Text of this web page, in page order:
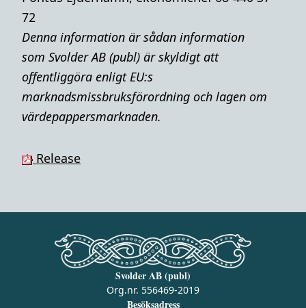
72
Denna information är sådan information
som Svolder AB (publ) är skyldigt att
offentliggöra enligt EU:s
marknadsmissbruksförordning och lagen om
värdepappersmarknaden.
Release
Svolder AB (publ)
Org.nr. 556469-2019
Besöksadress